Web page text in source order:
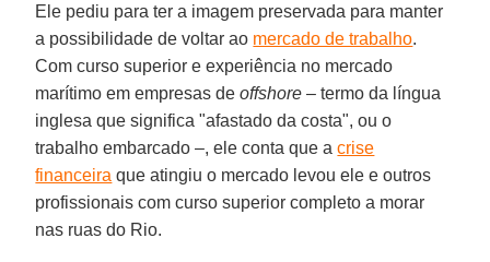
Ele pediu para ter a imagem preservada para manter
a possibilidade de voltar ao mercado de trabalho.
Com curso superior e experiência no mercado
marítimo em empresas deoffshore – termo da língua
inglesa que significa "afastado da costa", ou o
trabalho embarcado –, ele conta que acrise
financeira que atingiu o mercado levou ele e outros
profissionais com curso superior completo a morar
nas ruas do Rio.